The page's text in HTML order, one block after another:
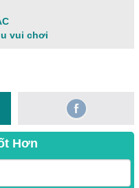
vui chơi
Hơn